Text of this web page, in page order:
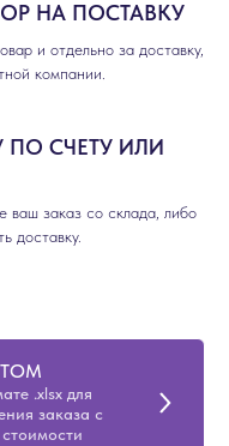
НА ПОСТАВКУ
и отдельно за доставку,
компании.
СЧЕТУ ИЛИ
ваш заказ со склада, либо
доставку.
.xlsx для
заказа с